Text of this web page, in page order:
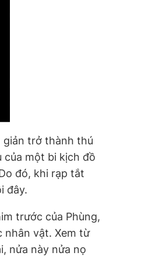
giản trở thành thú
của một bi kịch đồ
đó, khi rạp tắt
đây.
trước của Phùng,
nhân vật. Xem từ
nửa này nửa nọ